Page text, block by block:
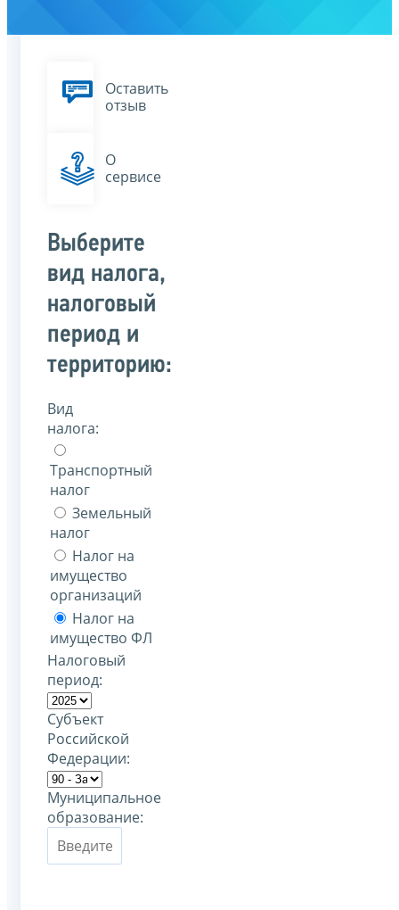
Оставить
отзыв
О
сервисе
Выберите
вид налога,
налоговый
период и
территорию:
Вид
налога:
Транспортный
налог
Земельный
налог
Налог на
имущество
организаций
Налог на
имущество ФЛ
Налоговый
период:
Субъект
Российской
Федерации:
Муниципальное
образование: